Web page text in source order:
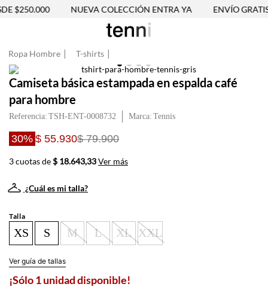
$250.000 NUEVA COLECCIÓN ENTRA YA ENVÍO
Ropa Hombre T-shirts
Camiseta básica estampada en espalda café
para hombre
Referencia: TSH-ENT-0008732 Tennis
30% $ 55.930$ 79.900
3 cuotas de$ 18.643,33Ver más
¿Cuál es mi talla?
Talla
XS S M L XL XXL
Ver guía de tallas
¡Sólo 1 unidad disponible!